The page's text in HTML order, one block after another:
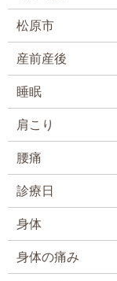
松原市
産前産後
睡眠
肩こり
腰痛
診療日
身体
身体の痛み